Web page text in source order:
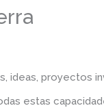
ideas, proyectos
estas